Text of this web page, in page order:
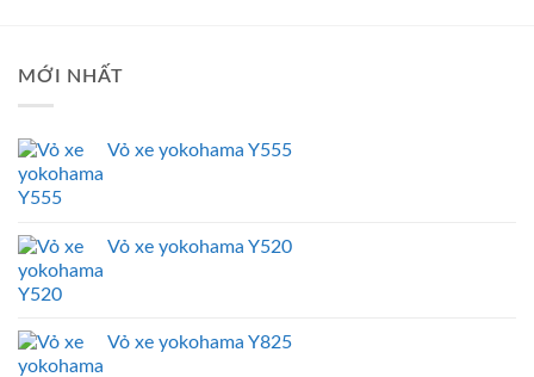
MỚI NHẤT
Vỏ xe yokohama Y555
Vỏ xe yokohama Y520
Vỏ xe yokohama Y825